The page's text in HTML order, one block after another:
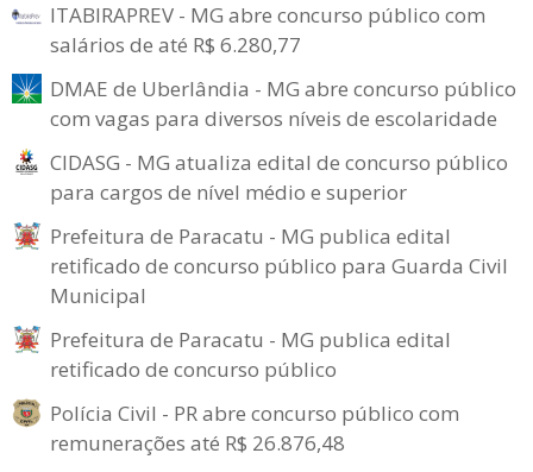
ITABIRAPREV - MG abre concurso público com
salários de até R$ 6.280,77
DMAE de Uberlândia - MG abre concurso público
com vagas para diversos níveis de escolaridade
CIDASG - MG atualiza edital de concurso público
para cargos de nível médio e superior
Prefeitura de Paracatu - MG publica edital
retificado de concurso público para Guarda Civil
Municipal
Prefeitura de Paracatu - MG publica edital
retificado de concurso público
Polícia Civil - PR abre concurso público com
remunerações até R$ 26.876,48